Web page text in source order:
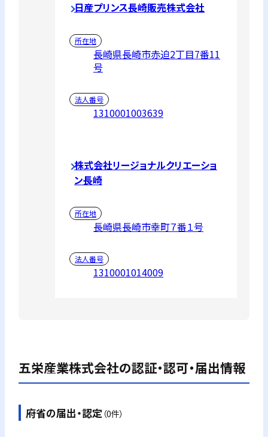
日産プリンス長崎販売株式会社
所在地
長崎県長崎市赤迫2丁目7番11
号
法人番号
1310001003639
株式会社リージョナルクリエーショ
ン長崎
所在地
長崎県長崎市幸町７番１号
法人番号
1310001014009
五栄産業株式会社の認証・認可・届出情報
府省の届出・認定 （0件）